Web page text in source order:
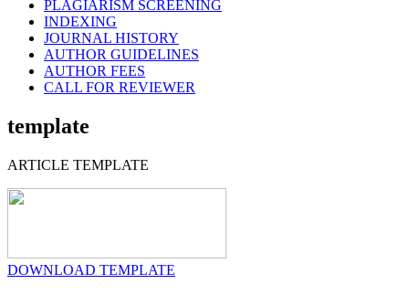
PLAGIARISM SCREENING
INDEXING
JOURNAL HISTORY
AUTHOR GUIDELINES
AUTHOR FEES
CALL FOR REVIEWER
template
ARTICLE TEMPLATE
DOWNLOAD TEMPLATE